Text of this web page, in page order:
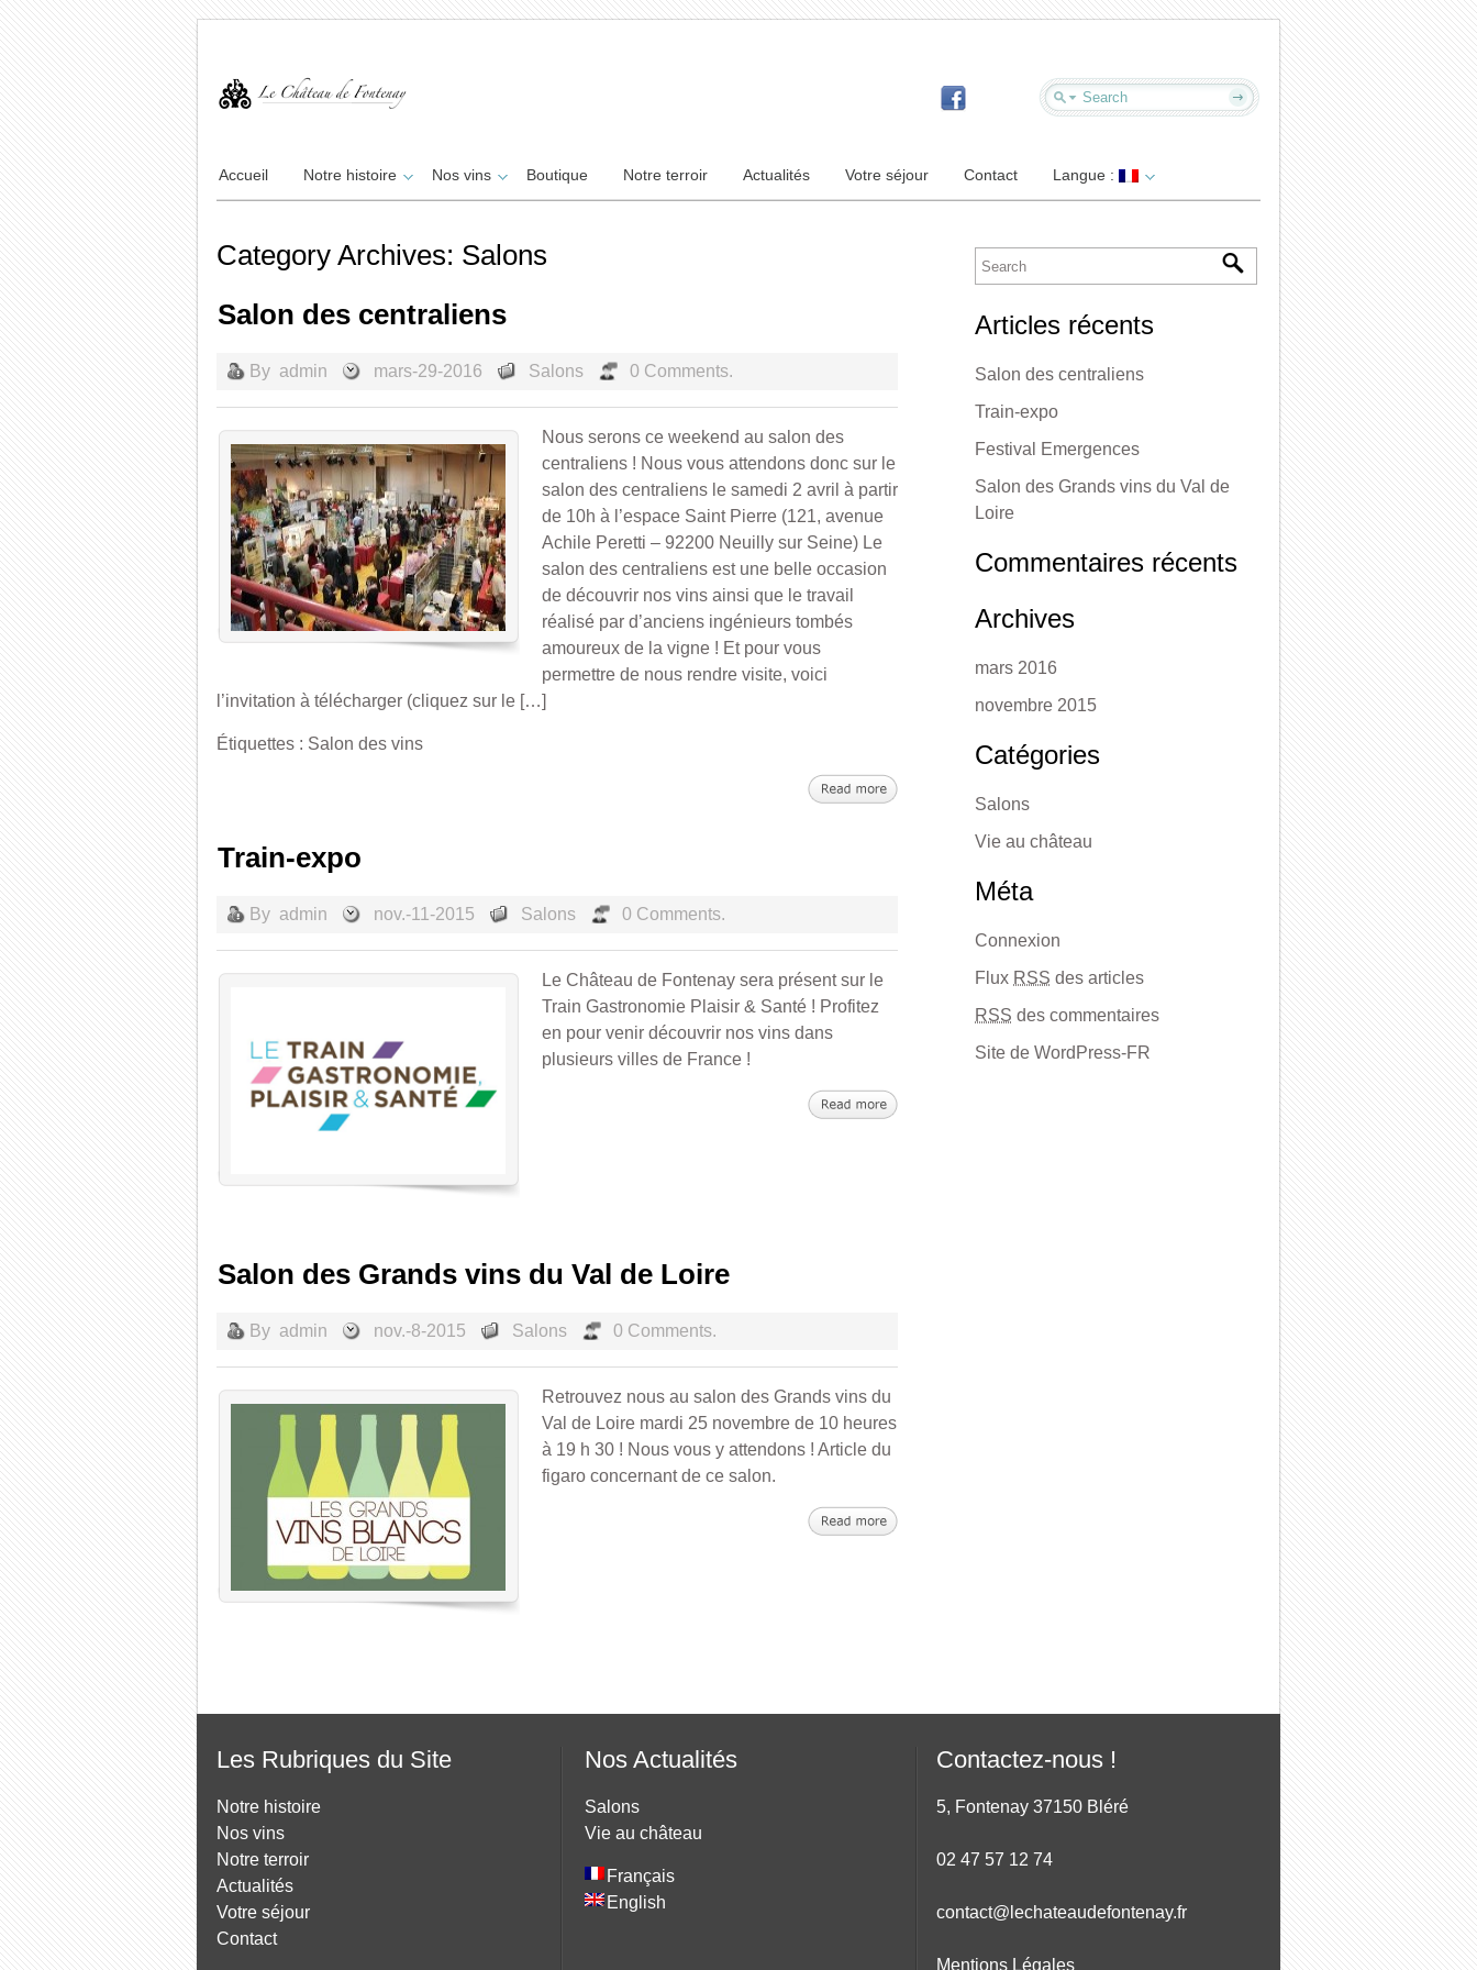
Accueil Notre histoire Nos vins Boutique Notre terroir Actualités Votre séjour Contact Langue :
Category Archives: Salons
Salon des centraliens
By admin mars-29-2016 Salons 0 Comments.
Nous serons ce weekend au salon des
centraliens ! Nous vous attendons donc sur le
salon des centraliens le samedi 2 avril à partir
de 10h à l’espace Saint Pierre (121, avenue
Achile Peretti – 92200 Neuilly sur Seine) Le
salon des centraliens est une belle occasion
de découvrir nos vins ainsi que le travail
réalisé par d’anciens ingénieurs tombés
amoureux de la vigne ! Et pour vous
permettre de nous rendre visite, voici
l’invitation à télécharger (cliquez sur le […]
Étiquettes : Salon des vins
Train-expo
By admin nov.-11-2015 Salons 0 Comments.
Le Château de Fontenay sera présent sur le
Train Gastronomie Plaisir & Santé ! Profitez
en pour venir découvrir nos vins dans
plusieurs villes de France !
Salon des Grands vins du Val de Loire
By admin nov.-8-2015 Salons 0 Comments.
Retrouvez nous au salon des Grands vins du
Val de Loire mardi 25 novembre de 10 heures
à 19 h 30 ! Nous vous y attendons ! Article du
figaro concernant de ce salon.
Articles récents
Salon des centraliens
Train-expo
Festival Emergences
Salon des Grands vins du Val de
Loire
Commentaires récents
Archives
mars 2016
novembre 2015
Catégories
Salons
Vie au château
Méta
Connexion
Flux RSS des articles
RSS des commentaires
Site de WordPress-FR
Les Rubriques du Site
Notre histoire
Nos vins
Notre terroir
Actualités
Votre séjour
Contact
Nos Actualités
Salons
Vie au château
Français
English
Contactez-nous !
5, Fontenay 37150 Bléré
02 47 57 12 74
contact@lechateaudefontenay.fr
Mentions Légales